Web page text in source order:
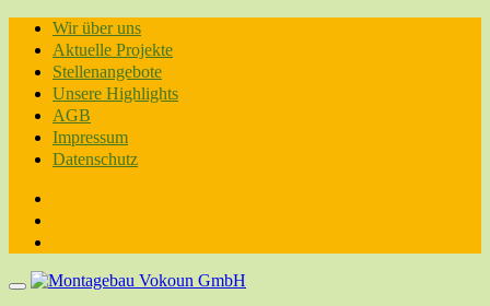
Skip
content
Wir über uns
Aktuelle Projekte
Stellenangebote
Unsere Highlights
AGB
Impressum
Datenschutz